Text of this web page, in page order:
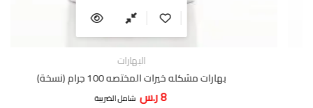
البهارات
بهارات مشكله خيرات المختصه 100 جرام (نسخة)
ر.س شامل الضريبة